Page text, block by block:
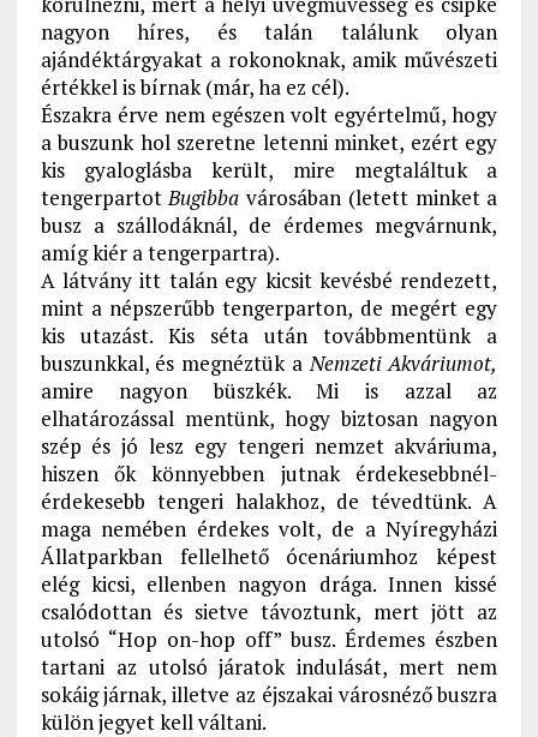
nagyon híres, és talán találunk olyan
ajándéktárgyakat a rokonoknak, amik művészeti
értékkel is bírnak (már, ha ez cél).
Északra érve nem egészen volt egyértelmű, hogy
a buszunk hol szeretne letenni minket, ezért egy
kis gyaloglásba került, mire megtaláltuk a
tengerpartotBugibba városában (letett minket a
busz a szállodáknál, de érdemes megvárnunk,
amíg kiér a tengerpartra).
A látvány itt talán egy kicsit kevésbé rendezett,
mint a népszerűbb tengerparton, de megért egy
kis utazást. Kis séta után továbbmentünk a
buszunkkal, és megnéztük aNemzeti Akváriumot,
amire nagyon büszkék. Mi is azzal az
elhatározással mentünk, hogy biztosan nagyon
szép és jó lesz egy tengeri nemzet akváriuma,
hiszen ők könnyebben jutnak érdekesebbnél-
érdekesebb tengeri halakhoz, de tévedtünk. A
maga nemében érdekes volt, de a Nyíregyházi
Állatparkban fellelhető ócenáriumhoz képest
elég kicsi, ellenben nagyon drága. Innen kissé
csalódottan és sietve távoztunk, mert jött az
utolsó “Hop on-hop off” busz. Érdemes észben
tartani az utolsó járatok indulását, mert nem
sokáig járnak, illetve az éjszakai városnéző buszra
külön jegyet kell váltani.